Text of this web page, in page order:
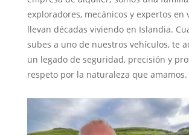
exploradores, mecánicos y expertos en
llevan décadas viviendo en Islandia.
subes a uno de nuestros vehículos, te
un legado de seguridad, precisión y
respeto por la naturaleza que amamos.